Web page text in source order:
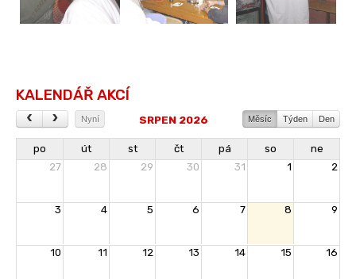
KALENDÁŘ AKCÍ
Nyní Měsíc Týden Den
SRPEN 2026
po út st čt pá so
ne
27
28 29 30 31 1 2
3 4 5 6 7 8 9
10 11 12 13 14 15 16